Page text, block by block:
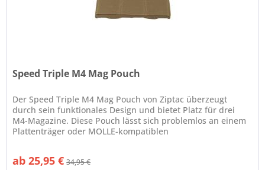
Speed Triple M4 Mag Pouch
Der Speed Triple M4 Mag Pouch von Ziptac überzeugt
durch sein funktionales Design und bietet Platz für drei
M4-Magazine. Diese Pouch lässt sich problemlos an einem
Plattenträger oder MOLLE-kompatiblen
ab 25,95 € 34,95 €